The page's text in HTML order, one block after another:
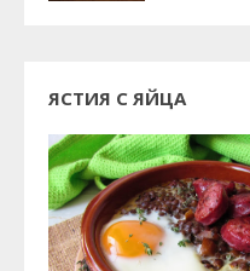
ЯСТИЯ С ЯЙЦА